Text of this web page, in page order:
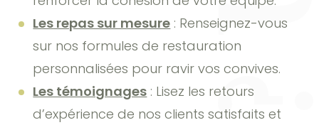
Les repas sur mesure : Renseignez-vous
sur nos formules de restauration
personnalisées pour ravir vos convives.
Les témoignages : Lisez les retours
d’expérience de nos clients satisfaits et